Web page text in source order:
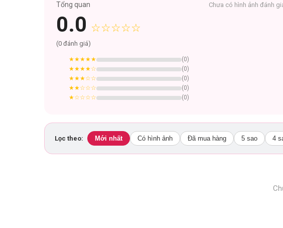
Tổng quan
0.0 ☆☆☆☆☆
(0 đánh giá)
★★★★★ (0)
★★★★☆ (0)
★★★☆☆ (0)
★★☆☆☆ (0)
★☆☆☆☆ (0)
Chưa có hình ảnh đánh
Lọc theo: Mới nhất Có hình ảnh Đã mua hàng 5 sao 4